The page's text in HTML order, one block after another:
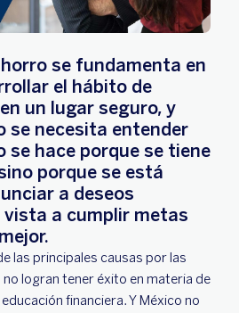
se fundamenta en
el hábito de
un lugar seguro, y
se necesita entender
se hace porque se tiene
porque se está
a deseos
a cumplir metas
las principales causas por las
no logran tener éxito en materia de
financiera. Y México no